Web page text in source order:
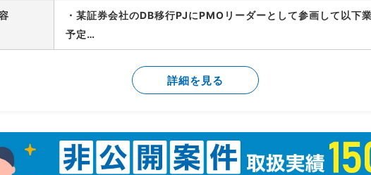
・某証券会社のDB移行PJにPMOリーダーとして参画して以下
予定
-製造/単体テストにおけるBP社検証物の確認・品質担保
-結合テスト～総合テストで発生する障害の管理・進行統制
-障害管理台帳の運用/障害解消状況のトラッキング
詳細を見る